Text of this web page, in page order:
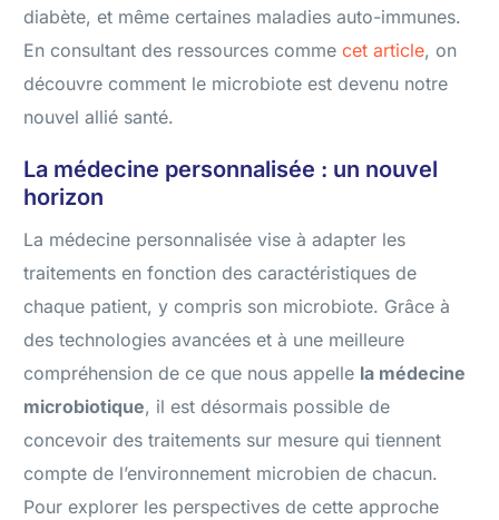
diabète, et même certaines maladies auto-immunes.
En consultant des ressources commecet article, on
découvre comment le microbiote est devenu notre
nouvel allié santé.
La médecine personnalisée : un nouvel
horizon
La médecine personnalisée vise à adapter les
traitements en fonction des caractéristiques de
chaque patient, y compris son microbiote. Grâce à
des technologies avancées et à une meilleure
compréhension de ce que nous appelle la médecine
microbiotique, il est désormais possible de
concevoir des traitements sur mesure qui tiennent
compte de l’environnement microbien de chacun.
Pour explorer les perspectives de cette approche